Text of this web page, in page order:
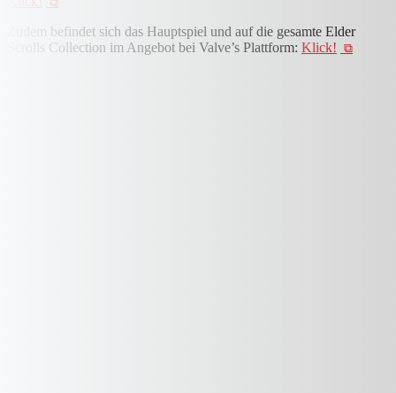
Zudem befindet sich das Hauptspiel und auf die gesamte Elder
Scrolls Collection im Angebot bei Valve’s Plattform: Klick!